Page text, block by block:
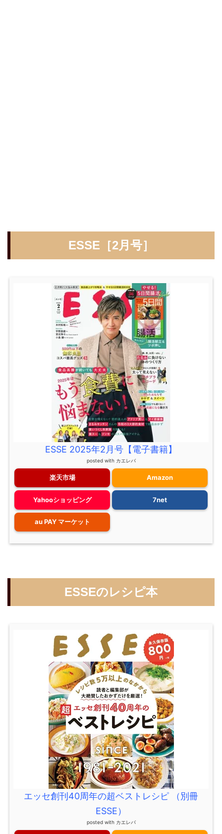
ESSE［2月号］
ESSE 2025年2月号【電子書籍】
posted with カエレバ
楽天市場 Amazon
Yahooショッピング 7net
au PAY マーケット
ESSEのレシピ本
エッセ創刊40周年の超ベストレシピ （別冊
ESSE）
posted with カエレバ